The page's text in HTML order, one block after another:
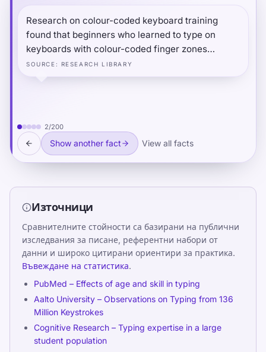
Research on colour-coded keyboard training
found that beginners who learned to type on
keyboards with colour-coded finger zones
achieved automaticity measurably faster than
those using standard keyboards — because the
consolidation.
SOURCE : RESEARCH LIBRARY
2/200
Show another fact View all facts
Източници
Сравнителните стойности са базирани на публични
изследвания за писане, референтни набори от
данни и широко цитирани ориентири за практика.
Въвеждане на статистика.
PubMed – Effects of age and skill in typing
Aalto University – Observations on Typing from 136
Million Keystrokes
Cognitive Research – Typing expertise in a large
student population